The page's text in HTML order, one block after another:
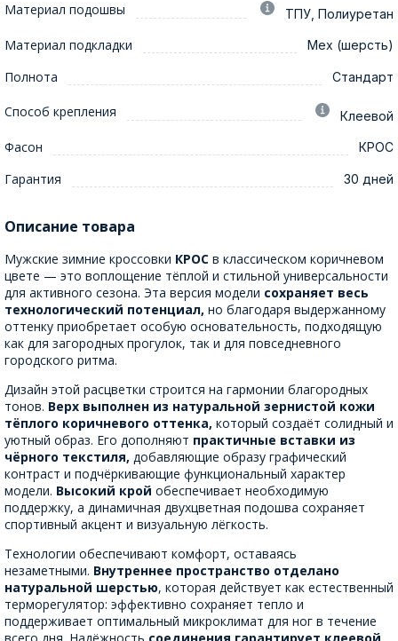
Материал подошвы ТПУ, Полиуретан
Материал подкладки Мех (шерсть)
Полнота Стандарт
Способ крепления Клеевой
Фасон КРОС
Гарантия 30 дней
Описание товара
Мужские зимние кроссовки КРОС в классическом коричневом
цвете — это воплощение тёплой и стильной универсальности
для активного сезона. Эта версия модели сохраняет весь
технологический потенциал, но благодаря выдержанному
оттенку приобретает особую основательность, подходящую
как для загородных прогулок, так и для повседневного
городского ритма.
Дизайн этой расцветки строится на гармонии благородных
тонов. Верх выполнен из натуральной зернистой кожи
тёплого коричневого оттенка, который создаёт солидный и
уютный образ. Его дополняют практичные вставки из
чёрного текстиля, добавляющие образу графический
контраст и подчёркивающие функциональный характер
модели. Высокий крой обеспечивает необходимую
поддержку, а динамичная двухцветная подошва сохраняет
спортивный акцент и визуальную лёгкость.
Технологии обеспечивают комфорт, оставаясь
незаметными. Внутреннее пространство отделано
натуральной шерстью, которая действует как естественный
терморегулятор: эффективно сохраняет тепло и
поддерживает оптимальный микроклимат для ног в течение